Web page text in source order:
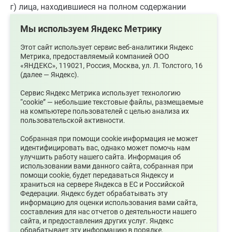
г) лица, находившиеся на полном содержании
ситуации или получавшие от него помощь, которая
была для них постоянным и основным источником
средств к существованию, а также иные лица,
признанные иждивенцами в порядке, установленном
законодательством Российской Федерации;
д) граждане, здоровью которых причинен вред в
результате чрезвычайной ситуации;
е) граждане, лишившиеся жилого помещения либо
утратившие полностью или частично иное
имущество либо документы в результате
чрезвычайной ситуации;
9) граждане, которым право на получение
бесплатной юридической помощи в рамках
государственной системы бесплатной юридической
Мы используем Яндекс Метрику
Этот сайт использует сервис веб-аналитики Яндекс
Метрика, предоставляемый компанией ООО
«ЯНДЕКС», 119021, Россия, Москва, ул. Л. Толстого, 16
(далее — Яндекс).
Сервис Яндекс Метрика использует технологию
“cookie” — небольшие текстовые файлы, размещаемые
на компьютере пользователей с целью анализа их
пользовательской активности.
Собранная при помощи cookie информация не может
идентифицировать вас, однако может помочь нам
улучшить работу нашего сайта. Информация об
использовании вами данного сайта, собранная при
помощи cookie, будет передаваться Яндексу и
храниться на сервере Яндекса в ЕС и Российской
Федерации. Яндекс будет обрабатывать эту
информацию для оценки использования вами сайта,
составления для нас отчетов о деятельности нашего
сайта, и предоставления других услуг. Яндекс
обрабатывает эту информацию в порядке,